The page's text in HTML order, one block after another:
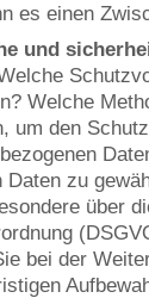
es einen
und
Welche
um den
Daten zu
über
bei der